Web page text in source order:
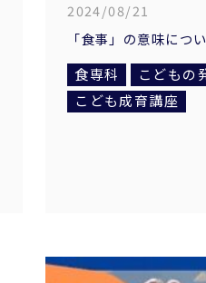
2024/08/21
「食事」の意味につ
食専科
こどもの
こども成育講座